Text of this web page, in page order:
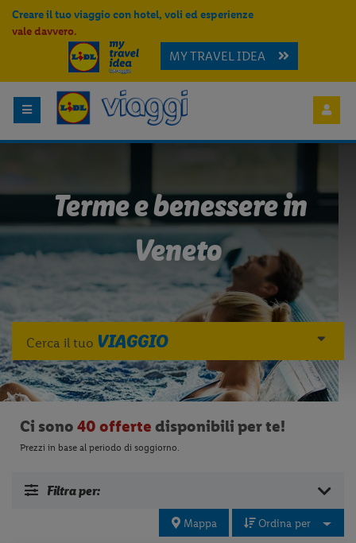
Creare il tuo viaggio con hotel, voli ed esperienze
vale davvero.
MY TRAVEL IDEA
Terme e benessere in
Veneto
Cerca il tuo VIAGGIO
Ci sono40 offerte disponibili per te!
Prezzi in base al periodo di soggiorno.
Filtra per:
Mappa Ordina per